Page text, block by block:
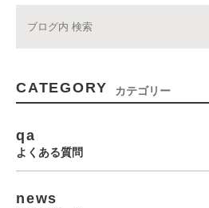
CATEGORY カテゴリー
qa
よくある質問
news